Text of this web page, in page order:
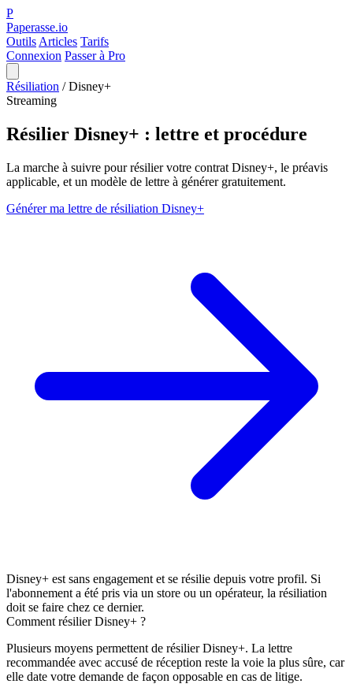
P
Paperasse.io
Outils Articles Tarifs
Connexion Passer à Pro
Résiliation / Disney+
Streaming
Résilier Disney+ : lettre et procédure
La marche à suivre pour résilier votre contrat Disney+, le préavis
applicable, et un modèle de lettre à générer gratuitement.
Générer ma lettre de résiliation Disney+
Disney+ est sans engagement et se résilie depuis votre profil. Si
l'abonnement a été pris via un store ou un opérateur, la résiliation
doit se faire chez ce dernier.
Comment résilier Disney+ ?
Plusieurs moyens permettent de résilier Disney+. La lettre
recommandée avec accusé de réception reste la voie la plus sûre, car
elle date votre demande de façon opposable en cas de litige.